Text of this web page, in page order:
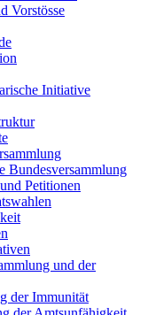
Vorstösse
Initiative
Bundesversammlung
Petitionen
und der
der Immunität